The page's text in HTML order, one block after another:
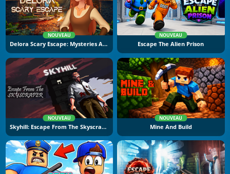
NOUVEAU
Delora Scary Escape: Mysteries Adventure
NOUVEAU
Escape The Alien Prison
NOUVEAU
Skyhill: Escape From The Skyscraper
NOUVEAU
Mine And Build